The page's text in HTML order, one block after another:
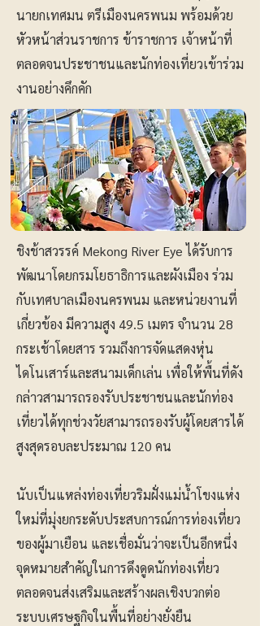
นายกเทศมน ตรีเมืองนครพนม พร้อมด้วย
หัวหน้าส่วนราชการ ข้าราชการ เจ้าหน้าที่
ตลอดจนประชาชนและนักท่องเที่ยวเข้าร่วม
งานอย่างคึกคัก
ชิงช้าสวรรค์ Mekong River Eye ได้รับการ
พัฒนาโดยกรมโยธาธิการและผังเมือง ร่วม
กับเทศบาลเมืองนครพนม และหน่วยงานที่
เกี่ยวข้อง มีความสูง 49.5 เมตร จำนวน 28
กระเช้าโดยสาร รวมถึงการจัดแสดงหุ่น
ไดโนเสาร์และสนามเด็กเล่น เพื่อให้พื้นที่ดัง
กล่าวสามารถรองรับประชาชนและนักท่อง
เที่ยวได้ทุกช่วงวัยสามารถรองรับผู้โดยสารได้
สูงสุดรอบละประมาณ 120 คน
นับเป็นแหล่งท่องเที่ยวริมฝั่งแม่น้ำโขงแห่ง
ใหม่ที่มุ่งยกระดับประสบการณ์การท่องเที่ยว
ของผู้มาเยือน และเชื่อมั่นว่าจะเป็นอีกหนึ่ง
จุดหมายสำคัญในการดึงดูดนักท่องเที่ยว
ตลอดจนส่งเสริมและสร้างผลเชิงบวกต่อ
ระบบเศรษฐกิจในพื้นที่อย่างยั่งยืน